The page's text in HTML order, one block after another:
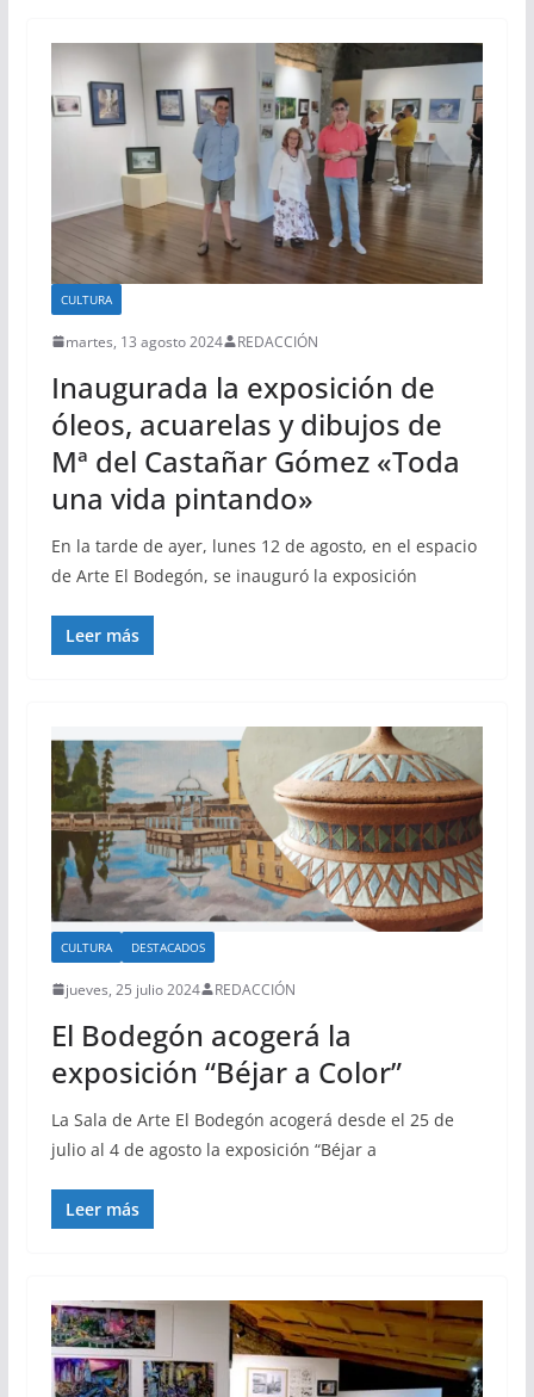
CULTURA
martes, 13 agosto 2024 REDACCIÓN
Inaugurada la exposición de
óleos, acuarelas y dibujos de
Mª del Castañar Gómez «Toda
una vida pintando»
En la tarde de ayer, lunes 12 de agosto, en el espacio
de Arte El Bodegón, se inauguró la exposición
Leer más
CULTURA DESTACADOS
jueves, 25 julio 2024 REDACCIÓN
El Bodegón acogerá la
exposición “Béjar a Color”
La Sala de Arte El Bodegón acogerá desde el 25 de
julio al 4 de agosto la exposición “Béjar a
Leer más